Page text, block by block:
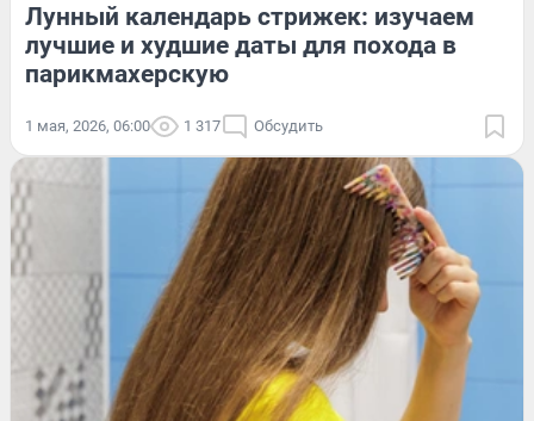
Лунный календарь стрижек: изучаем
лучшие и худшие даты для похода в
парикмахерскую
1 мая, 2026, 06:00 1 317 Обсудить